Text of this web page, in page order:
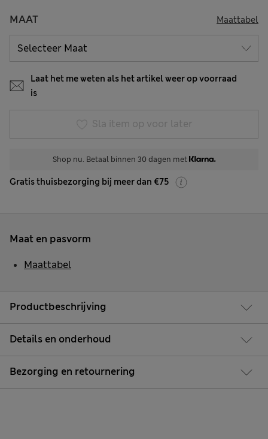
MAAT Maattabel
Laat het me weten als het artikel weer op voorraad
is
Sla item op voor later
Shop nu. Betaal binnen 30 dagen met
Gratis thuisbezorging bij meer dan €75
Productbeschrijving
Details en onderhoud
Bezorging en retournering
Maat en pasvorm
Maattabel